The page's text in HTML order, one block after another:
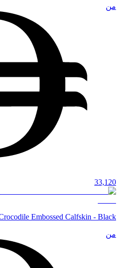
من
33,120
Embossed Calfskin - Black
من